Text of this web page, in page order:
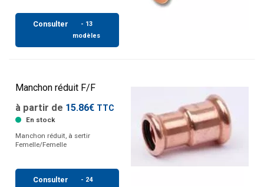
Consulter
- 13
modèles
Manchon réduit F/F
à partir de 15.86€ TTC
En stock
Manchon réduit, à sertir
Femelle/Femelle
Consulter
- 24